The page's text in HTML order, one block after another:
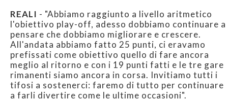
REALI - "Abbiamo raggiunto a livello aritmetico
l'obiettivo play-off, adesso dobbiamo continuare a
pensare che dobbiamo migliorare e crescere.
All'andata abbiamo fatto 25 punti, ci eravamo
prefissati come obiettivo quello di fare ancora
meglio al ritorno e con i 19 punti fatti e le tre gare
rimanenti siamo ancora in corsa. Invitiamo tutti i
tifosi a sostenerci: faremo di tutto per continuare
a farli divertire come le ultime occasioni".